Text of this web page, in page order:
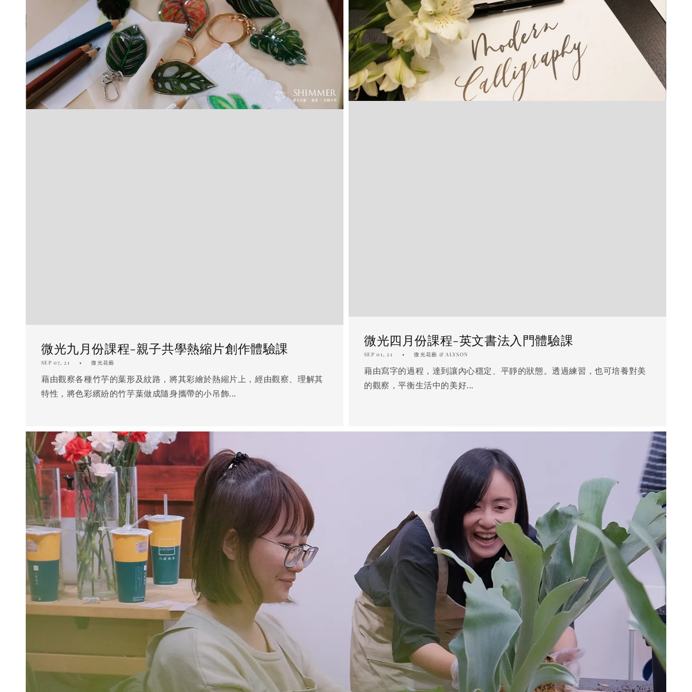
微光九月份課程-親子共學熱縮片創作體驗課
SEP 07, 21 微光花藝
藉由觀察各種竹芋的葉形及紋路，將其彩繪於熱縮片上，經由觀察、理解其
特性，將色彩繽紛的竹芋葉做成隨身攜帶的小吊飾...
微光四月份課程-英文書法入門體驗課
SEP 01, 21 微光花藝 & ALYSON
藉由寫字的過程，達到讓內心穩定、平靜的狀態。透過練習，也可培養對美
的觀察，平衡生活中的美好...